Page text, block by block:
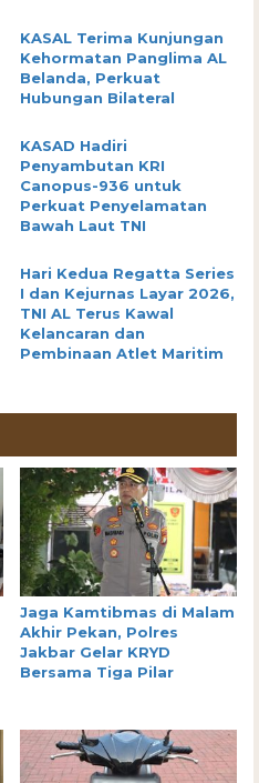
KASAL Terima Kunjungan
Kehormatan Panglima AL
Belanda, Perkuat
Hubungan Bilateral
KASAD Hadiri
Penyambutan KRI
Canopus-936 untuk
Perkuat Penyelamatan
Bawah Laut TNI
Hari Kedua Regatta Series
I dan Kejurnas Layar 2026,
TNI AL Terus Kawal
Kelancaran dan
Pembinaan Atlet Maritim
Jaga Kamtibmas di Malam
Akhir Pekan, Polres
Jakbar Gelar KRYD
Bersama Tiga Pilar